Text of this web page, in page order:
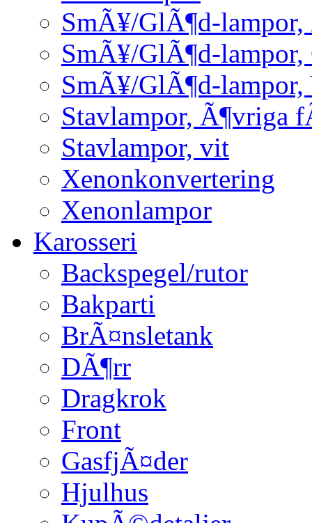
SmÃ¥/GlÃ¶d-
SmÃ¥/GlÃ¶d-lampor,
SmÃ¥/GlÃ¶d-
Stavlampor, Ã¶vriga
Stavlampor, vit
Xenonkonvertering
Xenonlampor
Karosseri
Backspegel/rutor
Bakparti
BrÃ¤nsletank
DÃ¶rr
Dragkrok
Front
GasfjÃ¤der
Hjulhus